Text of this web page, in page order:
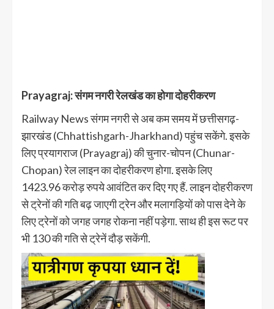
Prayagraj: संगम नगरी रेलखंड का होगा दोहरीकरण
Railway News संगम नगरी से अब कम समय में छत्तीसगढ़-
झारखंड (Chhattishgarh-Jharkhand) पहुंच सकेंगे. इसके
लिए प्रयागराज (Prayagraj) की चुनार-चोपन (Chunar-
Chopan) रेल लाइन का दोहरीकरण होगा. इसके लिए
1423.96 करोड़ रुपये आवंटित कर दिए गए हैं. लाइन दोहरीकरण
से ट्रेनों की गति बढ़ जाएगी ट्रेन और मलागड़ियों को पास देने के
लिए ट्रेनों को जगह जगह रोकना नहीं पड़ेगा. साथ ही इस रूट पर
भी 130 की गति से ट्रेनें दौड़ सकेंगी.